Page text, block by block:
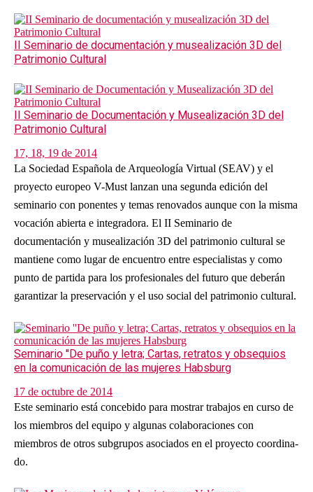
II Seminario de documentación y musealización 3D del
Patrimonio Cultural
II Seminario de Documentación y Musealización 3D del
Patrimonio Cultural
17, 18, 19 de 2014
La Sociedad Española de Arqueología Virtual (SEAV) y el
proyecto europeo V-Must lanzan una segunda edición del
seminario con ponentes y temas renovados aunque con la misma
vocación abierta e integradora. El II Seminario de
documentación y musealización 3D del patrimonio cultural se
mantiene como lugar de encuentro entre especialistas y como
punto de partida para los profesionales del futuro que deberán
garantizar la preservación y el uso social del patrimonio cultural.
Seminario ''De puño y letra; Cartas, retratos y obsequios
en la comunicación de las mujeres Habsburg
17 de octubre de 2014
Este seminario está concebido para mostrar trabajos en curso de
los miembros del equipo y algunas colaboraciones con
miembros de otros subgrupos asociados en el proyecto coordina-
do.